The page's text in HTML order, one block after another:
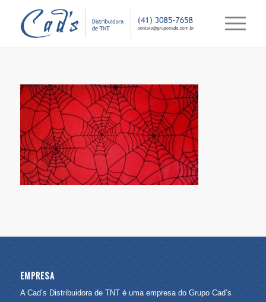
EMPRESA
A Cad’s Distribuidora de TNT é uma empresa do Grupo Cad’s